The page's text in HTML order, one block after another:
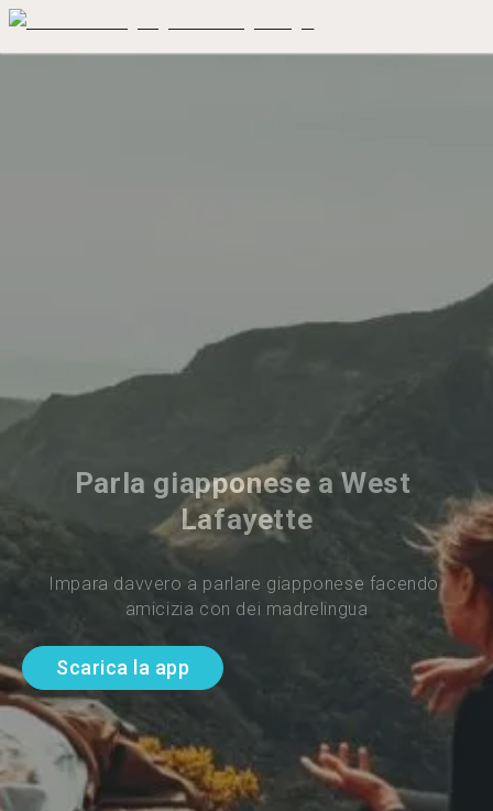
Parla giapponese a West
Lafayette
Impara davvero a parlare giapponese facendo
amicizia con dei madrelingua
Scarica la app